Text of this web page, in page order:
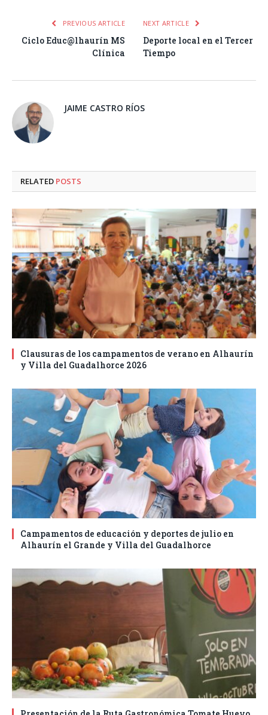
PREVIOUS ARTICLE
Ciclo Educ@lhaurín MS
Clínica
NEXT ARTICLE
Deporte local en el Tercer
Tiempo
JAIME CASTRO RÍOS
RELATED POSTS
Clausuras de los campamentos de verano en Alhaurín
y Villa del Guadalhorce 2026
Campamentos de educación y deportes de julio en
Alhaurín el Grande y Villa del Guadalhorce